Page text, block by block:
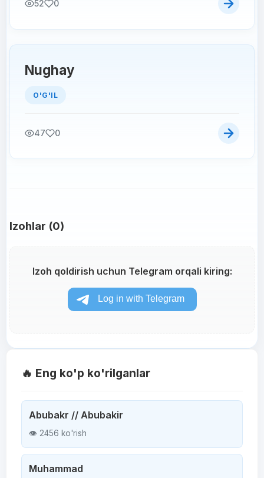
52 0
Nughay
O'G'IL
47 0
Izohlar (0)
Izoh qoldirish uchun Telegram orqali kiring:
🔥 Eng ko'p ko'rilganlar
Abubakr // Abubakir
👁 2456 ko'rish
Muhammad